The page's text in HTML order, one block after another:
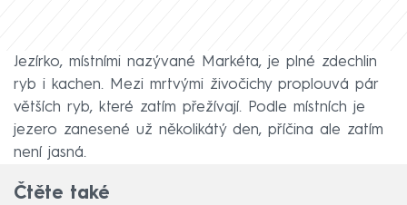
Jezírko, místními nazývané Markéta, je plné zdechlin
ryb i kachen. Mezi mrtvými živočichy proplouvá pár
větších ryb, které zatím přežívají. Podle místních je
jezero zanesené už několikátý den, příčina ale zatím
není jasná.
Čtěte také